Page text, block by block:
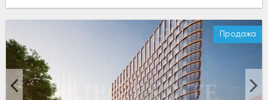
Продажа